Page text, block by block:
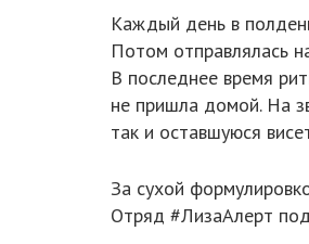
Каждый день в
Потом отправлялась
В последнее время
не пришла домой. На
так и оставшуюся
За сухой
Отряд #ЛизаАлерт